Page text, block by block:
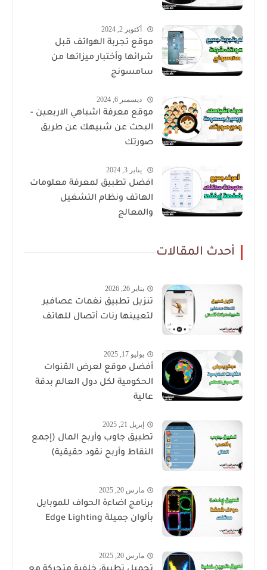
أكتوبر 2, 2024
موقع تجربة الهواتف قبل
شرائها وأختبار ميزاتها من
سامسونج
ديسمبر 6, 2024
موقع معرفة اشباهي الاربعين -
البحث عن شبيهك عن طريق
صورتك
يناير 3, 2024
افضل تطبيق لمعرفة معلومات
الهاتف ونظام التشغيل
والمعالج
أحدث المقالات
يناير 26, 2026
تنزيل تطبيق نغمات عصافير
لتعيينها رنات أتصال للهاتف
يوليو 17, 2025
أفضل موقع لعرض القنوات
الحكومية لكل دول العالم بدقة
عالية
إبريل 21, 2025
تطبيق جاوب وأربح المال (إجمع
النقاط وأربح نقود حقيقية)
مارس 20, 2025
برنامج اضاءة الحواف للموبايل
بألوان جميلة Edge Lighting
مارس 20, 2025